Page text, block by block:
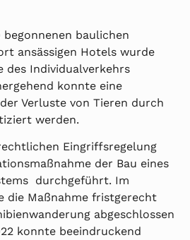
baulichen
ansässigen Hotels wurde
des Individualverkehrs
konnte eine
Verluste von Tieren durch
werden.
Eingriffsregelung
der Bau eines
durchgeführt. Im
die Maßnahme fristgerecht
abgeschlossen
konnte beeindruckend